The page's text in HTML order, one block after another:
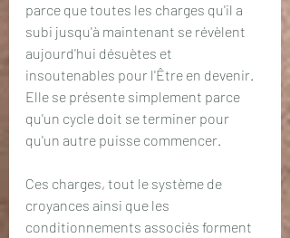
parce que toutes les charges qu'il a
subi jusqu'à maintenant se révèlent
aujourd'hui désuètes et
insoutenables pour l'Être en devenir.
Elle se présente simplement parce
qu'un cycle doit se terminer pour
qu'un autre puisse commencer.
Ces charges, tout le système de
croyances ainsi que les
conditionnements associés forment